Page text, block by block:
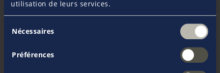
utilisation de leurs services.
duNécessaires
Préférences
Dates & Évènements
Vous pourrez nous retrouver lors des différents
N'hésitez pas à venir nous rencontrer!